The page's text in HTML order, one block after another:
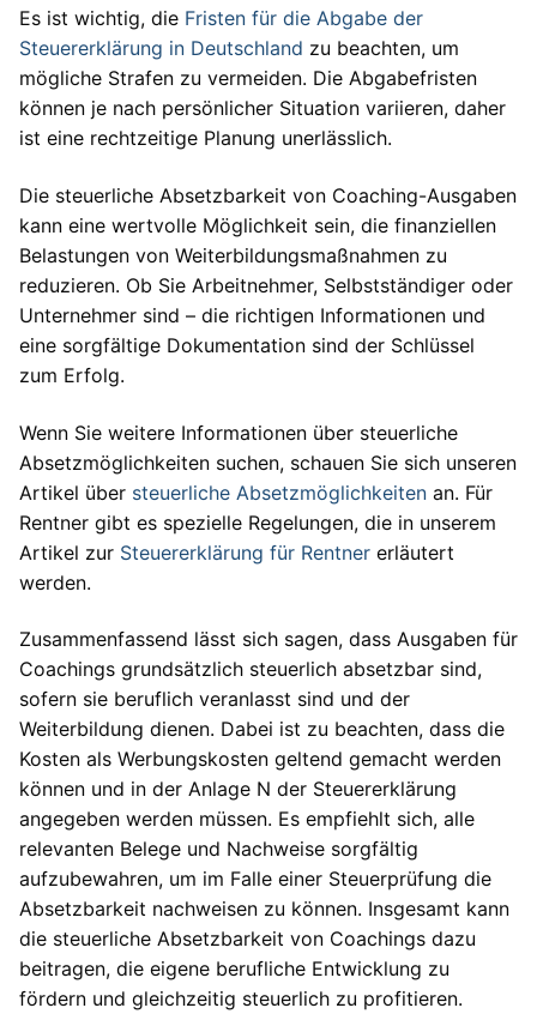
Es ist wichtig, die Fristen für die Abgabe der
Steuererklärung in Deutschland zu beachten, um
mögliche Strafen zu vermeiden. Die Abgabefristen
können je nach persönlicher Situation variieren, daher
ist eine rechtzeitige Planung unerlässlich.
Die steuerliche Absetzbarkeit von Coaching-Ausgaben
kann eine wertvolle Möglichkeit sein, die finanziellen
Belastungen von Weiterbildungsmaßnahmen zu
reduzieren. Ob Sie Arbeitnehmer, Selbstständiger oder
Unternehmer sind – die richtigen Informationen und
eine sorgfältige Dokumentation sind der Schlüssel
zum Erfolg.
Wenn Sie weitere Informationen über steuerliche
Absetzmöglichkeiten suchen, schauen Sie sich unseren
Artikel über steuerliche Absetzmöglichkeiten an. Für
Rentner gibt es spezielle Regelungen, die in unserem
Artikel zur Steuererklärung für Rentner erläutert
werden.
Zusammenfassend lässt sich sagen, dass Ausgaben für
Coachings grundsätzlich steuerlich absetzbar sind,
sofern sie beruflich veranlasst sind und der
Weiterbildung dienen. Dabei ist zu beachten, dass die
Kosten als Werbungskosten geltend gemacht werden
können und in der Anlage N der Steuererklärung
angegeben werden müssen. Es empfiehlt sich, alle
relevanten Belege und Nachweise sorgfältig
aufzubewahren, um im Falle einer Steuerprüfung die
Absetzbarkeit nachweisen zu können. Insgesamt kann
die steuerliche Absetzbarkeit von Coachings dazu
beitragen, die eigene berufliche Entwicklung zu
fördern und gleichzeitig steuerlich zu profitieren.